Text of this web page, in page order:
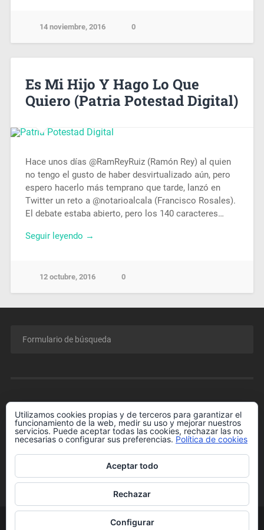
14 noviembre, 2016 0
Es Mi Hijo Y Hago Lo Que
Quiero (Patria Potestad Digital)
Hace unos días @RamReyRuiz (Ramón Rey) al quien
no tengo el gusto de haber desvirtualizado aún, pero
espero hacerlo más temprano que tarde, lanzó en
Twitter un reto a @notarioalcala (Francisco Rosales).
El debate estaba abierto, pero los 140 caracteres…
Seguir leyendo →
12 octubre, 2016 0
Conferencia GRATIS para Padres y Madres.
Enlaces de Interés
Más información sobre las cookies
Política de cookies
RAFAEL HORMIGOS
Utilizamos cookies propias y de terceros para garantizar el
funcionamiento de la web, medir su uso y mejorar nuestros
servicios. Puede aceptar todas las cookies, rechazar las no
necesarias o configurar sus preferencias. Política de cookies
Aceptar todo
Rechazar
Configurar